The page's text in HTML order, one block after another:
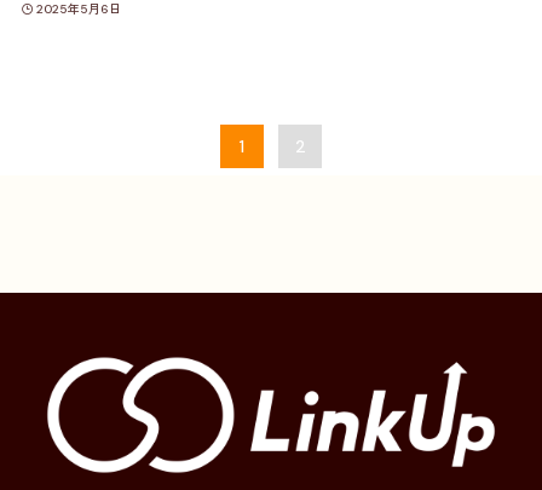
2025年5月6日
1 2